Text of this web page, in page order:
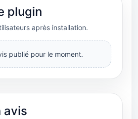
plugin
après installation.
publié pour le moment.
avis